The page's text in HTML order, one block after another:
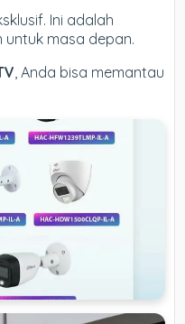
Ini adalah
masa depan.
, Anda bisa memantau